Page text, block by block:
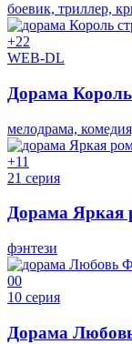
боевик, триллер,
+22
WEB-DL
Дорама
мелодрама,
+11
21 серия
Дорама Яркая
фэнтези
00
10 серия
Дорама